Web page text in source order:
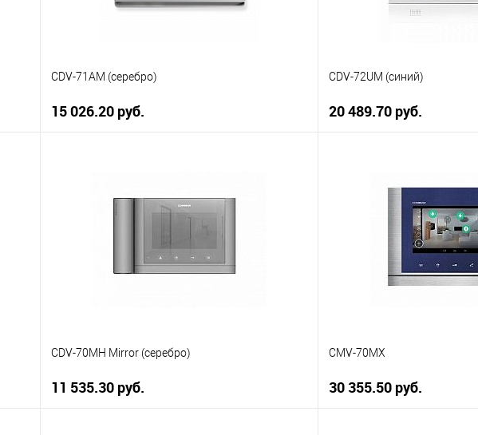
CDV-71AM (серебро)
15 026.20 руб.
Купить в 1 клик
К сравнению
CDV-72UM (синий)
20 489.70 руб.
Купить в 1 клик
CDV-70MH Mirror (серебро)
11 535.30 руб.
CMV-70MX
30 355.50 руб.